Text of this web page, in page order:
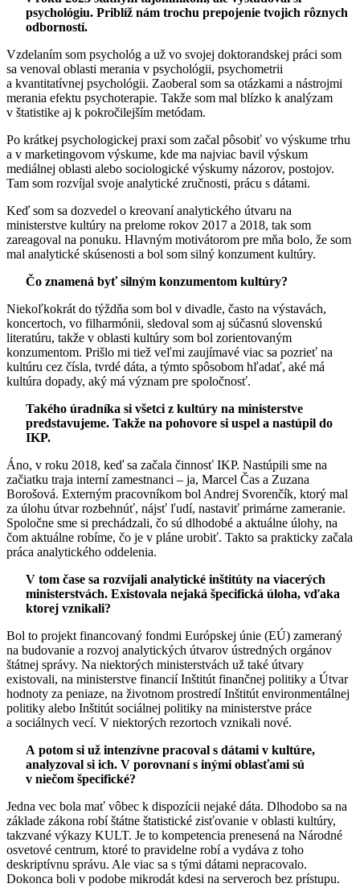
psychológiu. Priblíž nám trochu prepojenie tvojich rôznych
odborností.
Vzdelaním som psychológ a už vo svojej doktorandskej práci som
sa venoval oblasti merania v psychológii, psychometrii
a kvantitatívnej psychológii. Zaoberal som sa otázkami a nástrojmi
merania efektu psychoterapie. Takže som mal blízko k analýzam
v štatistike aj k pokročilejším metódam.
Po krátkej psychologickej praxi som začal pôsobiť vo výskume trhu
a v marketingovom výskume, kde ma najviac bavil výskum
mediálnej oblasti alebo sociologické výskumy názorov, postojov.
Tam som rozvíjal svoje analytické zručnosti, prácu s dátami.
Keď som sa dozvedel o kreovaní analytického útvaru na
ministerstve kultúry na prelome rokov 2017 a 2018, tak som
zareagoval na ponuku. Hlavným motivátorom pre mňa bolo, že som
mal analytické skúsenosti a bol som silný konzument kultúry.
Čo znamená byť silným konzumentom kultúry?
Niekoľkokrát do týždňa som bol v divadle, často na výstavách,
koncertoch, vo filharmónii, sledoval som aj súčasnú slovenskú
literatúru, takže v oblasti kultúry som bol zorientovaným
konzumentom. Prišlo mi tiež veľmi zaujímavé viac sa pozrieť na
kultúru cez čísla, tvrdé dáta, a týmto spôsobom hľadať, aké má
kultúra dopady, aký má význam pre spoločnosť.
Takého úradníka si všetci z kultúry na ministerstve
predstavujeme. Takže na pohovore si uspel a nastúpil do
IKP.
Áno, v roku 2018, keď sa začala činnosť IKP. Nastúpili sme na
začiatku traja interní zamestnanci – ja, Marcel Čas a Zuzana
Borošová. Externým pracovníkom bol Andrej Svorenčík, ktorý mal
za úlohu útvar rozbehnúť, nájsť ľudí, nastaviť primárne zameranie.
Spoločne sme si prechádzali, čo sú dlhodobé a aktuálne úlohy, na
čom aktuálne robíme, čo je v pláne urobiť. Takto sa prakticky začala
práca analytického oddelenia.
V tom čase sa rozvíjali analytické inštitúty na viacerých
ministerstvách. Existovala nejaká špecifická úloha, vďaka
ktorej vznikali?
Bol to projekt financovaný fondmi Európskej únie (EÚ) zameraný
na budovanie a rozvoj analytických útvarov ústredných orgánov
štátnej správy. Na niektorých ministerstvách už také útvary
existovali, na ministerstve financií Inštitút finančnej politiky a Útvar
hodnoty za peniaze, na životnom prostredí Inštitút environmentálnej
politiky alebo Inštitút sociálnej politiky na ministerstve práce
a sociálnych vecí. V niektorých rezortoch vznikali nové.
A potom si už intenzívne pracoval s dátami v kultúre,
analyzoval si ich. V porovnaní s inými oblasťami sú
v niečom špecifické?
Jedna vec bola mať vôbec k dispozícii nejaké dáta. Dlhodobo sa na
základe zákona robí štátne štatistické zisťovanie v oblasti kultúry,
takzvané výkazy KULT. Je to kompetencia prenesená na Národné
osvetové centrum, ktoré to pravidelne robí a vydáva z toho
deskriptívnu správu. Ale viac sa s tými dátami nepracovalo.
Dokonca boli v podobe mikrodát kdesi na serveroch bez prístupu.